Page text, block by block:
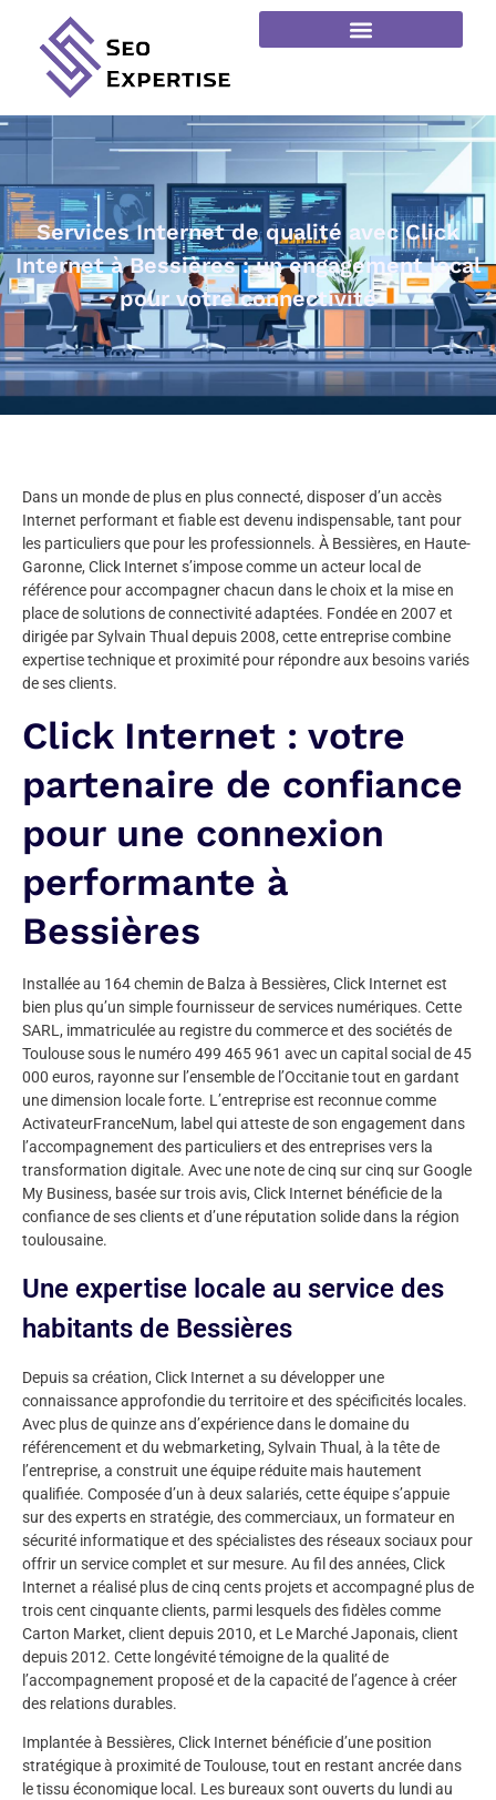
Services Internet de qualité avec Click
Internet à Bessières : un engagement local
pour votre connectivité
Dans un monde de plus en plus connecté, disposer d’un accès
Internet performant et fiable est devenu indispensable, tant pour
les particuliers que pour les professionnels. À Bessières, en Haute-
Garonne, Click Internet s’impose comme un acteur local de
référence pour accompagner chacun dans le choix et la mise en
place de solutions de connectivité adaptées. Fondée en 2007 et
dirigée par Sylvain Thual depuis 2008, cette entreprise combine
expertise technique et proximité pour répondre aux besoins variés
de ses clients.
Click Internet : votre
partenaire de confiance
pour une connexion
performante à
Bessières
Installée au 164 chemin de Balza à Bessières, Click Internet est
bien plus qu’un simple fournisseur de services numériques. Cette
SARL, immatriculée au registre du commerce et des sociétés de
Toulouse sous le numéro 499 465 961 avec un capital social de 45
000 euros, rayonne sur l’ensemble de l’Occitanie tout en gardant
une dimension locale forte. L’entreprise est reconnue comme
ActivateurFranceNum, label qui atteste de son engagement dans
l’accompagnement des particuliers et des entreprises vers la
transformation digitale. Avec une note de cinq sur cinq sur Google
My Business, basée sur trois avis, Click Internet bénéficie de la
confiance de ses clients et d’une réputation solide dans la région
toulousaine.
Une expertise locale au service des
habitants de Bessières
Depuis sa création, Click Internet a su développer une
connaissance approfondie du territoire et des spécificités locales.
Avec plus de quinze ans d’expérience dans le domaine du
référencement et du webmarketing, Sylvain Thual, à la tête de
l’entreprise, a construit une équipe réduite mais hautement
qualifiée. Composée d’un à deux salariés, cette équipe s’appuie
sur des experts en stratégie, des commerciaux, un formateur en
sécurité informatique et des spécialistes des réseaux sociaux pour
offrir un service complet et sur mesure. Au fil des années, Click
Internet a réalisé plus de cinq cents projets et accompagné plus de
trois cent cinquante clients, parmi lesquels des fidèles comme
Carton Market, client depuis 2010, et Le Marché Japonais, client
depuis 2012. Cette longévité témoigne de la qualité de
l’accompagnement proposé et de la capacité de l’agence à créer
des relations durables.
Implantée à Bessières, Click Internet bénéficie d’une position
stratégique à proximité de Toulouse, tout en restant ancrée dans
le tissu économique local. Les bureaux sont ouverts du lundi au